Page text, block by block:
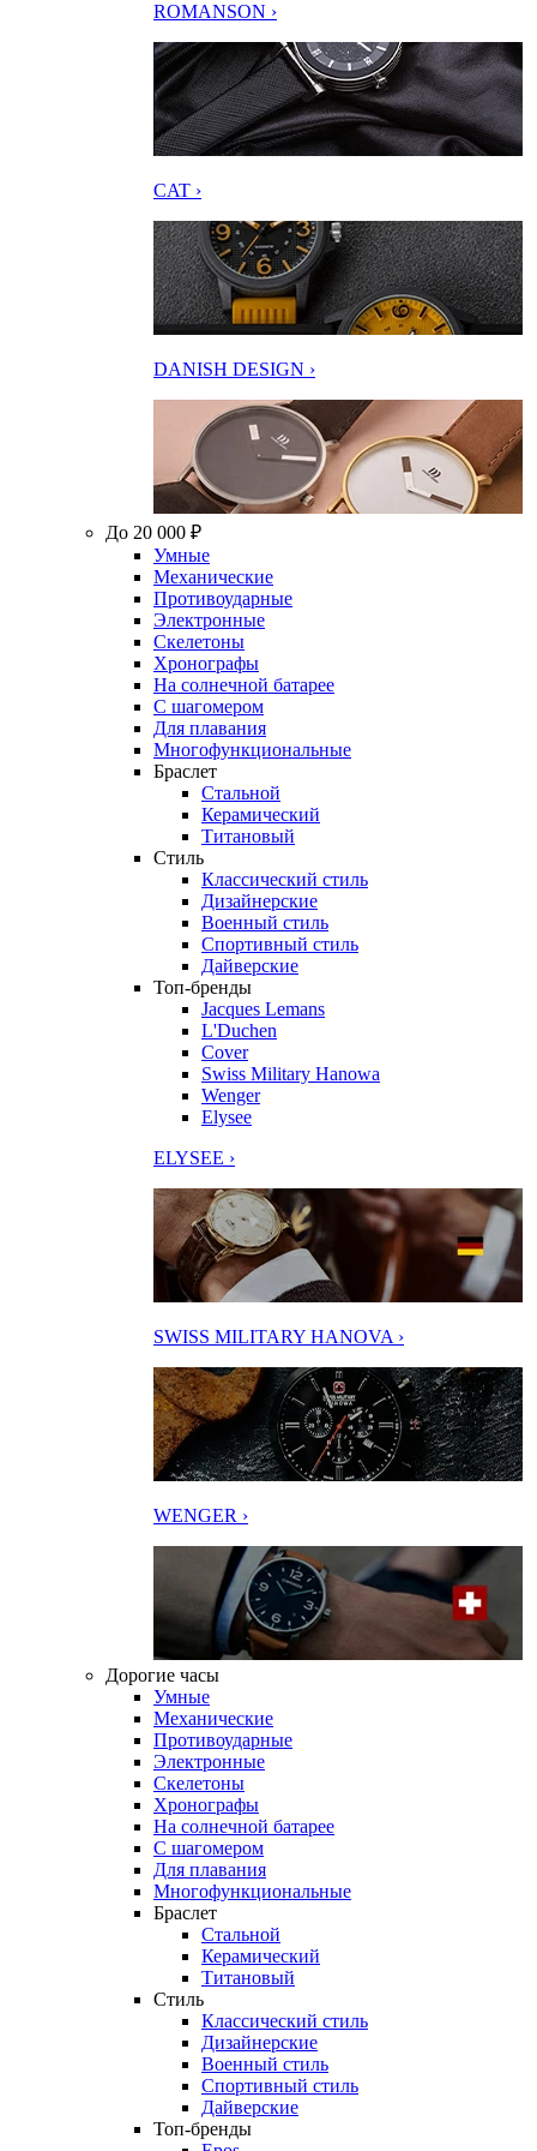
ROMANSON ›
CAT ›
DANISH DESIGN ›
До 20 000 ₽
Умные
Механические
Противоударные
Электронные
Скелетоны
Хронографы
На солнечной батарее
С шагомером
Для плавания
Многофункциональные
Браслет
Стальной
Керамический
Титановый
Стиль
Классический стиль
Дизайнерские
Военный стиль
Спортивный стиль
Дайверские
Топ-бренды
Jacques Lemans
L'Duchen
Cover
Swiss Military Hanowa
Wenger
Elysee
ELYSEE ›
SWISS MILITARY HANOVA ›
WENGER ›
Дорогие часы
Умные
Механические
Противоударные
Электронные
Скелетоны
Хронографы
На солнечной батарее
С шагомером
Для плавания
Многофункциональные
Браслет
Стальной
Керамический
Титановый
Стиль
Классический стиль
Дизайнерские
Военный стиль
Спортивный стиль
Дайверские
Топ-бренды